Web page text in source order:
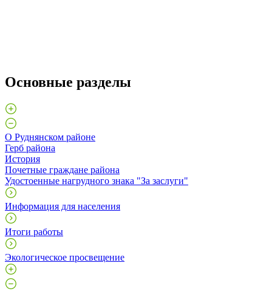
Основные разделы
О Руднянском районе
Герб района
История
Почетные граждане района
Удостоенные нагрудного знака "За заслуги"
Информация для населения
Итоги работы
Экологическое просвещение